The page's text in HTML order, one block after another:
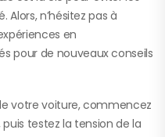
n’hésitez pas à
en
pour de nouveaux conseils
votre voiture, commencez
testez la tension de la